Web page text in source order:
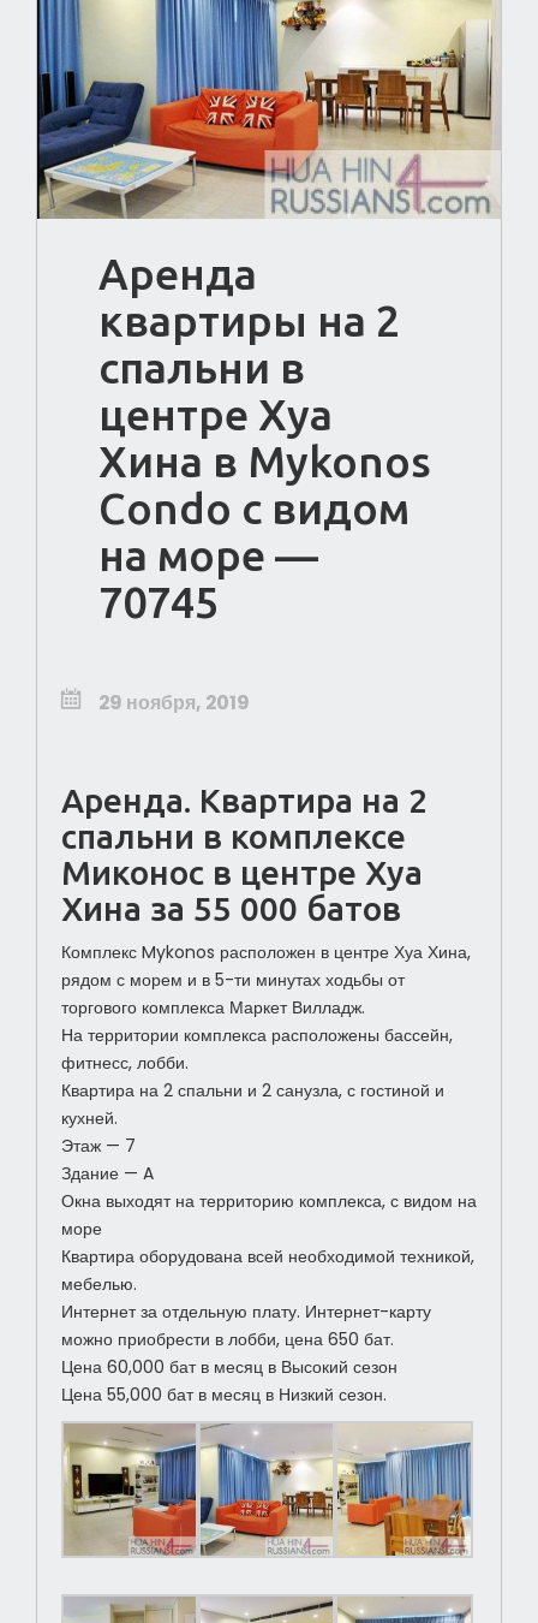
Аренда
квартиры на 2
спальни в
центре Хуа
Хина в Mykonos
Condo с видом
на море —
70745
29 ноября, 2019
Аренда. Квартира на 2
спальни в комплексе
Миконос в центре Хуа
Хина за 55 000 батов
Комплекс Mykonos расположен в центре Хуа Хина,
рядом с морем и в 5-ти минутах ходьбы от
торгового комплекса Маркет Вилладж.
На территории комплекса расположены бассейн,
фитнесс, лобби.
Квартира на 2 спальни и 2 санузла, с гостиной и
кухней.
Этаж — 7
Здание — A
Окна выходят на территорию комплекса, с видом на
море
Квартира оборудована всей необходимой техникой,
мебелью.
Интернет за отдельную плату. Интернет-карту
можно приобрести в лобби, цена 650 бат.
Цена 60,000 бат в месяц в Высокий сезон
Цена 55,000 бат в месяц в Низкий сезон.